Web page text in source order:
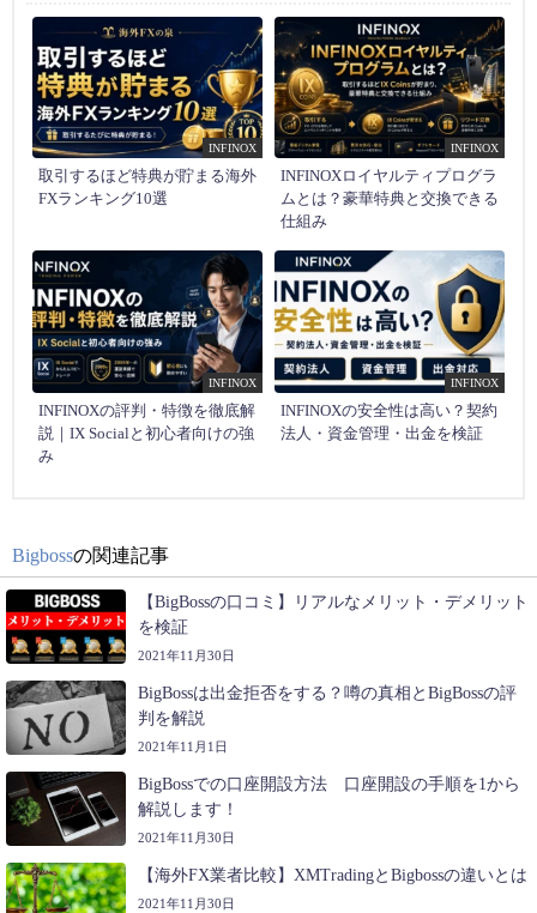
INFINOX
取引するほど特典が貯まる海外
FXランキング10選
INFINOX
INFINOXロイヤルティプログラ
ムとは？豪華特典と交換できる
仕組み
INFINOX
INFINOXの評判・特徴を徹底解
説｜IX Socialと初心者向けの強
み
INFINOX
INFINOXの安全性は高い？契約
法人・資金管理・出金を検証
Bigbossの関連記事
【BigBossの口コミ】リアルなメリット・デメリット
を検証
2021年11月30日
BigBossは出金拒否をする？噂の真相とBigBossの評
判を解説
2021年11月1日
BigBossでの口座開設方法 口座開設の手順を1から
解説します！
2021年11月30日
【海外FX業者比較】XMTradingとBigbossの違いとは
2021年11月30日